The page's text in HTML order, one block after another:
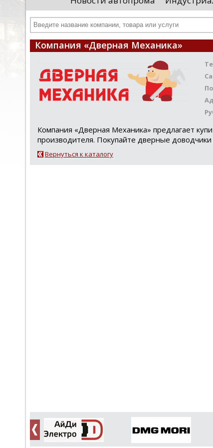
иностранными удостоверяющими центрами.
Чтобы...
Компания «Дверная Механика»
Компания «Дверная Механика» предлагает
производителя. Покупайте дверные
Вернуться к каталогу